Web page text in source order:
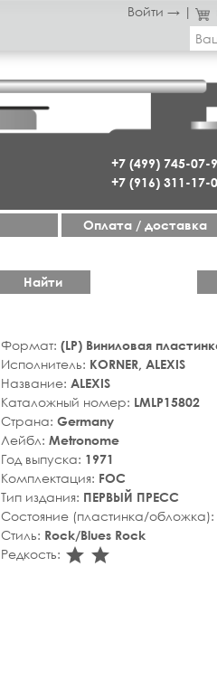
Войти → |
+7 (499) 745-07-
+7 (916) 311-17-
Оплата / доставка
Найти
Формат: (LP) Виниловая
Исполнитель: KORNER, ALEXIS
Название: ALEXIS
Каталожный номер: LMLP15802
Страна: Germany
Лейбл: Metronome
Год выпуска: 1971
Комплектация: FOC
Тип издания: ПЕРВЫЙ ПРЕСС
Состояние (пластинка/обложка):
Стиль: Rock/Blues Rock
Редкость: star_rate
star_rate